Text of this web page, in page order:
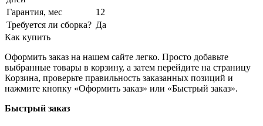
Гарантия, мес
12
Требуется ли сборка? Да
Как купить
Оформить заказ на нашем сайте легко. Просто добавьте
выбранные товары в корзину, а затем перейдите на страницу
Корзина, проверьте правильность заказанных позиций и
нажмите кнопку «Оформить заказ» или «Быстрый заказ».
Быстрый заказ